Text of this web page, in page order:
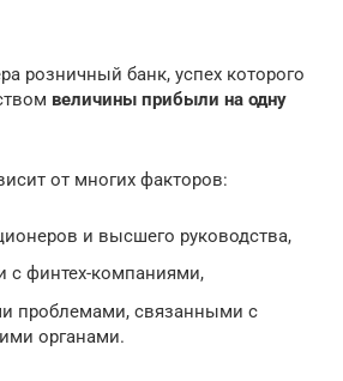
розничный банк, успех которого
величины прибыли на одну
от многих факторов:
и высшего руководства,
с финтех-компаниями,
проблемами, связанными с
органами.